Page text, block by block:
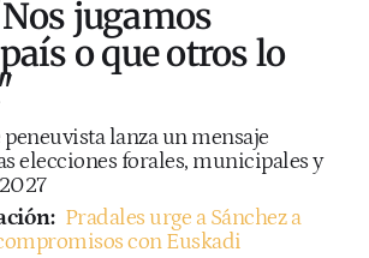
jugamos
o que otros lo
lanza un mensaje
elecciones forales, municipales y
Pradales urge a Sánchez a
con Euskadi